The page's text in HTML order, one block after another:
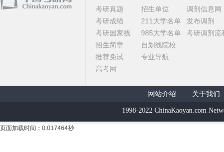
考研真题
考研成绩
考研国家线
招生简章
推荐免试
高考网
招生单位
211大学名单
985大学名单
自划线院校
专业导航
调剂信息网
发布调剂
考研调剂流
网站介绍 关于我们
1998-2022 ChinaKaoyan.com
页面加载时间：0.017464秒